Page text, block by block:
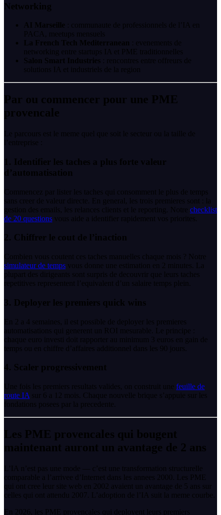
Networking
AI Marseille : communaute de professionnels de l’IA en
PACA, meetups mensuels
La French Tech Mediterranean : evenements de
networking entre startups IA et PME traditionnelles
Salon Smart Industries : rencontres entre offreurs de
solutions IA et industriels de la region
Par ou commencer pour une PME
provencale
Le parcours est le meme quel que soit le secteur ou la taille de
l’entreprise :
1. Identifier les taches a plus forte valeur
d’automatisation
Commencez par lister les taches qui consomment le plus de temps
sans creer de valeur directe. En general, les trois premieres sont : la
gestion des emails, les relances clients et le reporting. Notre checklist
de 20 questions vous aide a identifier rapidement vos priorites.
2. Chiffrer le cout de l’inaction
Combien vous coutent ces taches manuelles chaque mois ? Notre
simulateur de temps vous donne une estimation en 2 minutes. La
plupart des dirigeants sont surpris de decouvrir que leurs taches
repetitives representent l’equivalent d’un salaire temps plein.
3. Deployer les premiers quick wins
En 2 a 4 semaines, il est possible de deployer les premieres
automatisations qui generent un ROI mesurable. Le principe :
chaque euro investi doit rapporter au minimum 3 euros en gain de
temps ou en chiffre d’affaires additionnel dans les 90 jours.
4. Scaler progressivement
Une fois les premiers resultats valides, on construit une feuille de
route IA sur 6 a 12 mois. Chaque nouvelle brique s’appuie sur les
fondations posees par la precedente.
Les PME provencales qui bougent
maintenant auront un avantage de 2 ans
L’IA n’est pas une mode — c’est une transformation structurelle
comparable a l’arrivee d’Internet dans les annees 2000. Les PME
qui ont cree leur site web en 2002 avaient un avantage de 5 ans sur
celles qui ont attendu 2007. L’adoption de l’IA suit la meme courbe.
En 2026, les PME provencales qui deployent leurs premiers